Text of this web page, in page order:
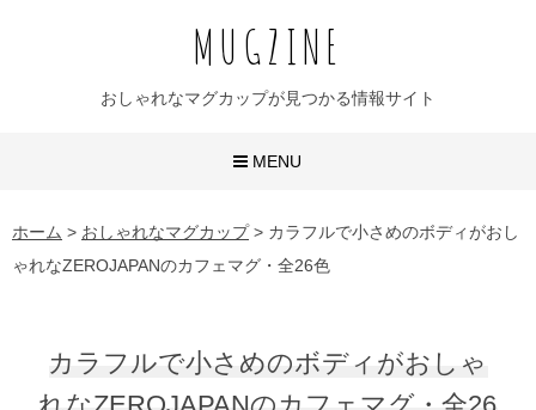
MUGZINE
おしゃれなマグカップが見つかる情報サイト
MENU
おしゃれなマグカップ
かわいいマグカップ
名入れマグカップ
ホーム > おしゃれなマグカップ> カラフルで小さめのボディがおし
ゃれなZEROJAPANのカフェマグ・全26色
カラフルで小さめのボディがおしゃ